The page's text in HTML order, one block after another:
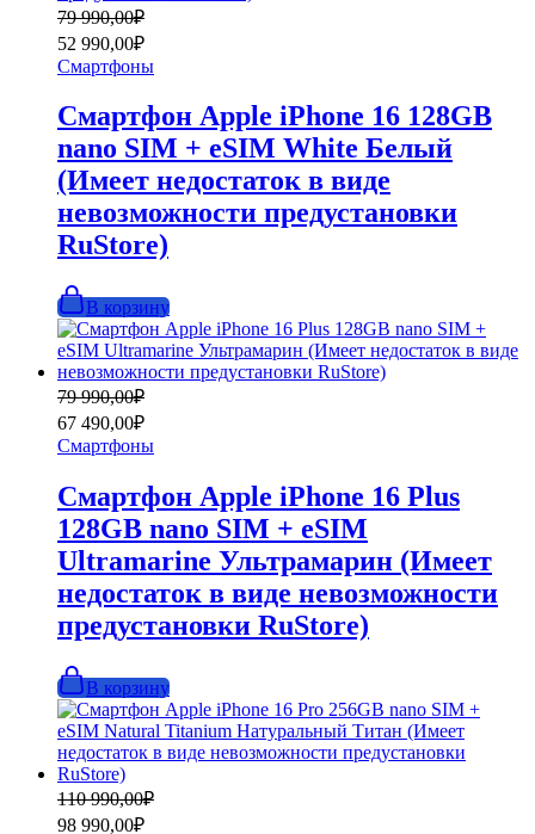
79 990,00₽
Первоначальная
цена
составляла
79
990,00₽.
52 990,00₽
Текущая
цена:
52
990,00₽.
Смартфоны
Смартфон Apple iPhone 16 128GB
nano SIM + eSIM White Белый
(Имеет недостаток в виде
невозможности предустановки
RuStore)
В корзину
79 990,00₽
Первоначальная
цена
составляла
79
67 490,00₽
Текущая
цена:
67
490,00₽.
Смартфоны
Смартфон Apple iPhone 16 Plus
128GB nano SIM + eSIM
Ultramarine Ультрамарин (Имеет
недостаток в виде невозможности
предустановки RuStore)
В корзину
110 990,00₽
Первоначальная
цена
98 990,00₽
Текущая
цена: